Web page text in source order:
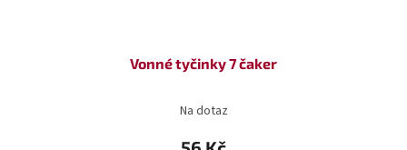
Vonné tyčinky 7 čaker
Na dotaz